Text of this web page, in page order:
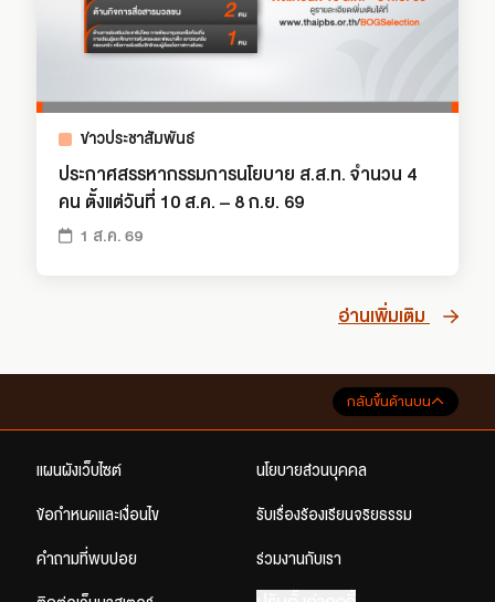
ข่าวประชาสัมพันธ์
ประกาศสรรหากรรมการนโยบาย ส.ส.ท. จำนวน 4
คน ตั้งแต่วันที่ 10 ส.ค. – 8 ก.ย. 69
1 ส.ค. 69
อ่านเพิ่มเติม
กลับขึ้นด้านบน
แผนผังเว็บไซต์ นโยบายส่วนบุคคล
ข้อกำหนดและเงื่อนไข รับเรื่องร้องเรียนจริยธรรม
คำถามที่พบบ่อย ร่วมงานกับเรา